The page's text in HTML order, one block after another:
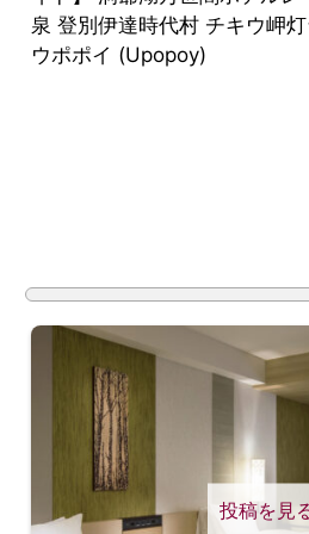
泉 登別伊達時代村 チキウ岬
ウポポイ (Upopoy)
投稿を見